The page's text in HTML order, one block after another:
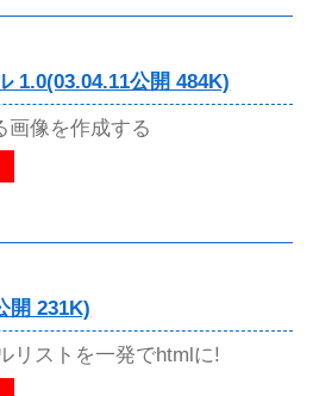
1.0(03.04.11公開 484K)
画像を作成する
開 231K)
リストを一発でhtmlに!